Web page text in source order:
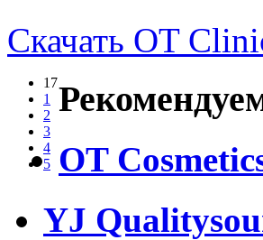
Скачать OT
17
1
2
3
4
5
OT
YJ